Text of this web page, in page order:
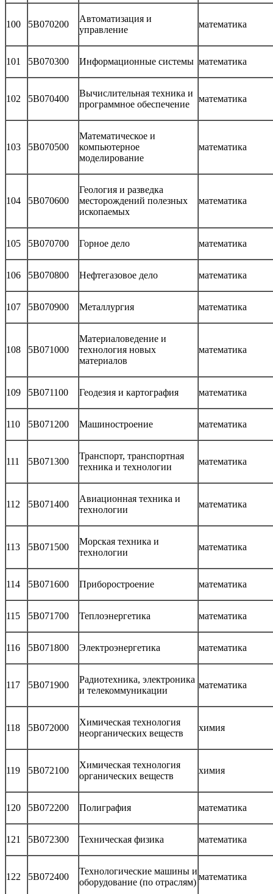
100 5В070200
Автоматизация и
управление
математика
101 5В070300 Информационные системы математика
102 5В070400
Вычислительная техника и
программное обеспечение
математика
103 5В070500
Математическое и
компьютерное
моделирование
математика
104 5В070600
Геология и разведка
месторождений полезных
ископаемых
математика
105 5В070700 Горное дело математика
106 5В070800 Нефтегазовое дело математика
107 5В070900 Металлургия математика
108 5В071000
Материаловедение и
технология новых
материалов
математика
109 5В071100 Геодезия и картография математика
110 5В071200 Машиностроение математика
111 5В071300
Транспорт, транспортная
техника и технологии
математика
112 5В071400
Авиационная техника и
технологии
математика
113 5B071500
Морская техника и
технологии
математика
114 5В071600 Приборостроение математика
115 5В071700 Теплоэнергетика математика
116 5В071800 Электроэнергетика математика
117 5В071900
Радиотехника, электроника
и телекоммуникации
математика
118 5В072000
Химическая технология
неорганических веществ
химия
119 5В072100
Химическая технология
органических веществ
химия
120 5В072200 Полиграфия математика
121 5В072300 Техническая физика математика
122 5В072400
Технологические машины и
оборудование (по отраслям)
математика